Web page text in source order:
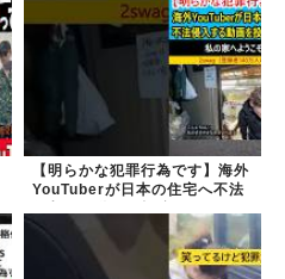
【明らかな犯罪行為です】海外
YouTuberが日本の住宅へ不法